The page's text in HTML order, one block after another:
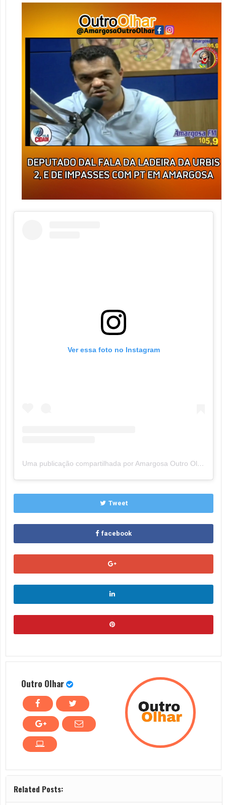
Ver essa foto no Instagram
Uma publicação compartilhada por Amargosa Outro Olhar (@amargosaoutroolhar)
Tweet
facebook
Outro Olhar
Related Posts: